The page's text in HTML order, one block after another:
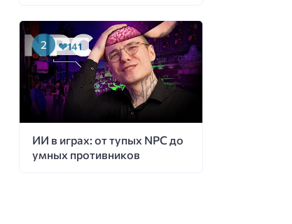
ИИ в играх: от тупых NPC до
умных противников
141